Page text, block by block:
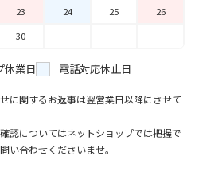
23 24 25
26
30
休業日 電話対応休止日
に関するお返事は翌営業日以降にさせて
認についてはネットショップでは把握で
い合わせくださいませ。